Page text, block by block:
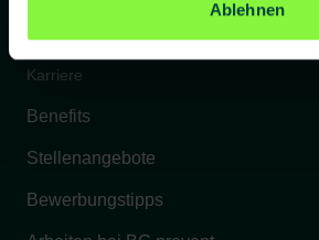
Ablehnen
Karriere
Benefits
Stellenangebote
Bewerbungstipps